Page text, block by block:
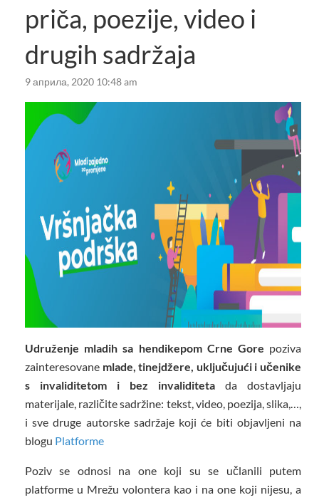
priča, poezije, video i
drugih sadržaja
9 априла, 2020 10:48 am
Udruženje mladih sa hendikepom Crne Gore poziva
zainteresovane mlade, tinejdžere, uključujući i učenike
s invaliditetom i bez invaliditeta da dostavljaju
materijale, različite sadržine: tekst, video, poezija, slika,…,
i sve druge autorske sadržaje koji će biti objavljeni na
blogu Platforme
Poziv se odnosi na one koji su se učlanili putem
platforme u Mrežu volontera kao i na one koji nijesu, a